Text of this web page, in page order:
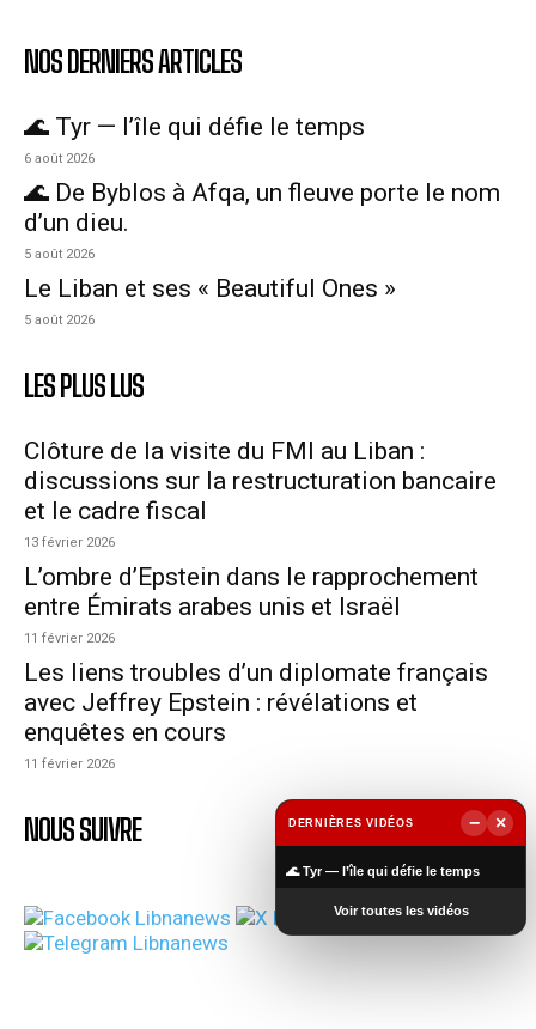
NOS DERNIERS ARTICLES
🌊 Tyr — l’île qui défie le temps
6 août 2026
🌊 De Byblos à Afqa, un fleuve porte le nom
d’un dieu.
5 août 2026
Le Liban et ses « Beautiful Ones »
5 août 2026
LES PLUS LUS
Clôture de la visite du FMI au Liban :
discussions sur la restructuration bancaire
et le cadre fiscal
13 février 2026
L’ombre d’Epstein dans le rapprochement
entre Émirats arabes unis et Israël
11 février 2026
Les liens troubles d’un diplomate français
avec Jeffrey Epstein : révélations et
enquêtes en cours
11 février 2026
NOUS SUIVRE DERNIÈRES VIDÉOS −
×
🌊 Tyr — l’île qui défie le temps
Voir toutes les vidéos